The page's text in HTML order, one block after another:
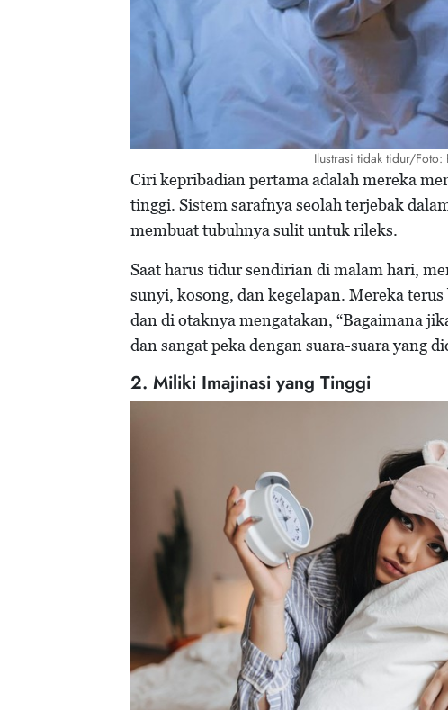
Ilustrasi tidak tidur/
Ciri kepribadian pertama adalah mereka
tinggi. Sistem sarafnya seolah terjebak
membuat tubuhnya sulit untuk rileks.
Saat harus tidur sendirian di malam hari,
sunyi, kosong, dan kegelapan. Mereka
dan di otaknya mengatakan, “Bagaimana
dan sangat peka dengan suara-suara yang
2. Miliki Imajinasi yang Tinggi